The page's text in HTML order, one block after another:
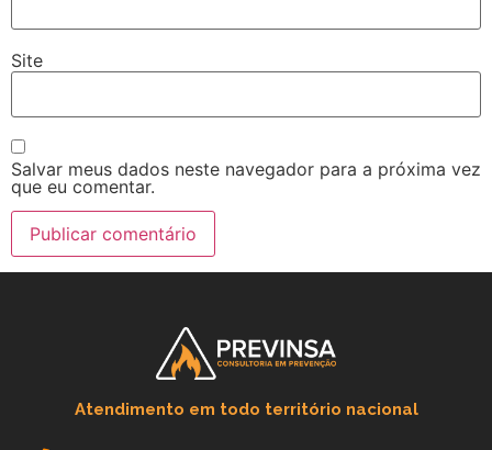
Site
Salvar meus dados neste navegador para a próxima vez
que eu comentar.
Atendimento em todo território nacional